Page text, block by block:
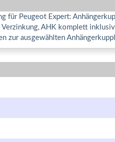
für Peugeot Expert:
AHK komplett
zur ausgewählten